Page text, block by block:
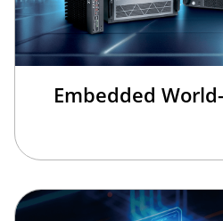
Embedded